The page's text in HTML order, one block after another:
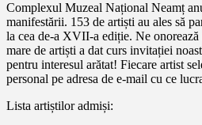
Complexul Muzeal Național Neamț
manifestării. 153 de artiști au ales să
la cea de-a XVII-a ediție. Ne
mare de artiști a dat curs invitației
pentru interesul arătat! Fiecare artist
personal pe adresa de e-mail cu ce
Lista artiștilor admiși: